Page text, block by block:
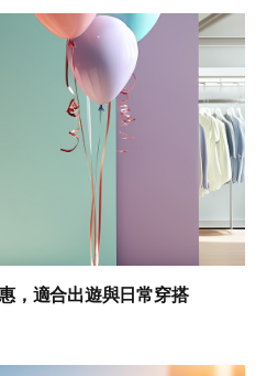
，適合出遊與日常穿搭